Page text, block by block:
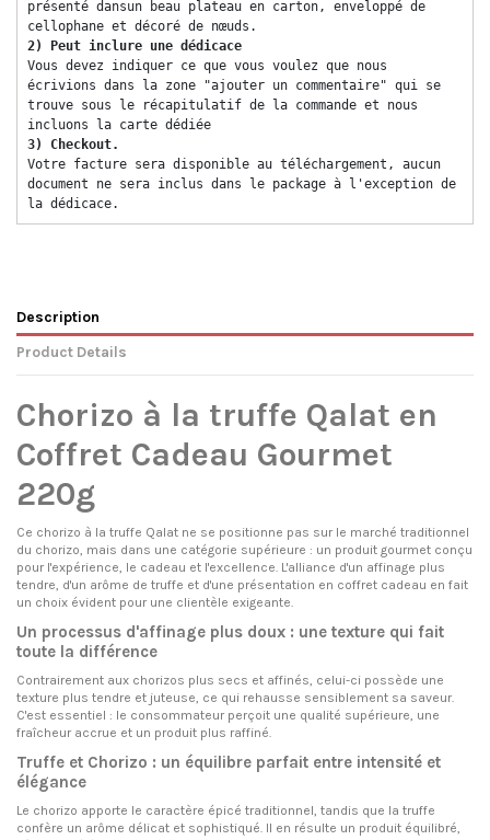
présenté dansun beau plateau en carton, enveloppé de
cellophane et décoré de nœuds.
2) Peut inclure une dédicace
Vous devez indiquer ce que vous voulez que nous
écrivions dans la zone "ajouter un commentaire" qui se
trouve sous le récapitulatif de la commande et nous
incluons la carte dédiée
3) Checkout.
Votre facture sera disponible au téléchargement, aucun
document ne sera inclus dans le package à l'exception de
la dédicace.
Description
Product Details
Chorizo ​​à la truffe Qalat en
Coffret Cadeau Gourmet
220g
Ce chorizo ​​à la truffe Qalat ne se positionne pas sur le marché traditionnel
du chorizo, mais dans une catégorie supérieure : un produit gourmet conçu
pour l'expérience, le cadeau et l'excellence. L'alliance d'un affinage plus
tendre, d'un arôme de truffe et d'une présentation en coffret cadeau en fait
un choix évident pour une clientèle exigeante.
Un processus d'affinage plus doux : une texture qui fait
toute la différence
Contrairement aux chorizos plus secs et affinés, celui-ci possède une
texture plus tendre et juteuse, ce qui rehausse sensiblement sa saveur.
C'est essentiel : le consommateur perçoit une qualité supérieure, une
fraîcheur accrue et un produit plus raffiné.
Truffe et Chorizo : un équilibre parfait entre intensité et
élégance
Le chorizo ​​apporte le caractère épicé traditionnel, tandis que la truffe
confère un arôme délicat et sophistiqué. Il en résulte un produit équilibré,